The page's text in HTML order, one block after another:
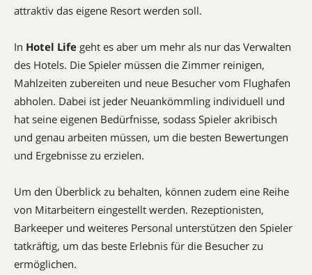
attraktiv das eigene Resort werden soll.
In Hotel Life geht es aber um mehr als nur das Verwalten
des Hotels. Die Spieler müssen die Zimmer reinigen,
Mahlzeiten zubereiten und neue Besucher vom Flughafen
abholen. Dabei ist jeder Neuankömmling individuell und
hat seine eigenen Bedürfnisse, sodass Spieler akribisch
und genau arbeiten müssen, um die besten Bewertungen
und Ergebnisse zu erzielen.
Um den Überblick zu behalten, können zudem eine Reihe
von Mitarbeitern eingestellt werden. Rezeptionisten,
Barkeeper und weiteres Personal unterstützen den Spieler
tatkräftig, um das beste Erlebnis für die Besucher zu
ermöglichen.